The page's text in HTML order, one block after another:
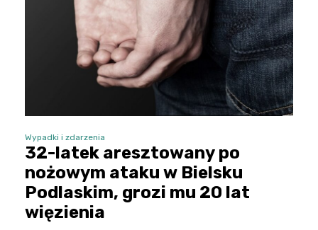
Wypadki i zdarzenia
32-latek aresztowany po
nożowym ataku w Bielsku
Podlaskim, grozi mu 20 lat
więzienia